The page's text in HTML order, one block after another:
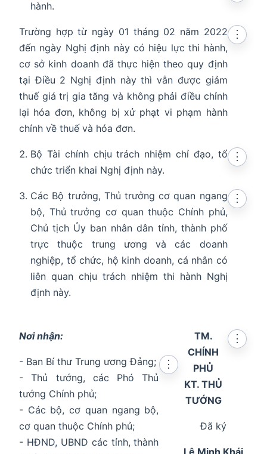
hành.
Trường hợp từ ngày 01 tháng 02 năm 2022
đến ngày Nghị định này có hiệu lực thi hành,
cơ sở kinh doanh đã thực hiện theo quy định
tại Điều 2 Nghị định này thì vẫn được giảm
thuế giá trị gia tăng và không phải điều chỉnh
lại hóa đơn, không bị xử phạt vi phạm hành
chính về thuế và hóa đơn.
⋮
Bộ Tài chính chịu trách nhiệm chỉ đạo, tổ
chức triển khai Nghị định này.
⋮
Các Bộ trưởng, Thủ trưởng cơ quan ngang
bộ, Thủ trưởng cơ quan thuộc Chính phủ,
Chủ tịch Ủy ban nhân dân tỉnh, thành phố
trực thuộc trung ương và các doanh
nghiệp, tổ chức, hộ kinh doanh, cá nhân có
liên quan chịu trách nhiệm thi hành Nghị
định này.
⋮
Nơi nhận:
- Ban Bí thư Trung ương Đảng;
- Thủ tướng, các Phó Thủ
tướng Chính phủ;
- Các bộ, cơ quan ngang bộ,
cơ quan thuộc Chính phủ;
- HĐND, UBND các tỉnh, thành
⋮
TM.
CHÍNH
PHỦ
KT. THỦ
TƯỚNG
⋮
Đã ký
Lê Minh Khái